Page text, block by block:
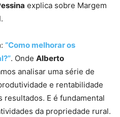
explica sobre Margem
“Como melhorar os
. Onde Alberto
analisar uma série de
e rentabilidade
E é fundamental
da propriedade rural.